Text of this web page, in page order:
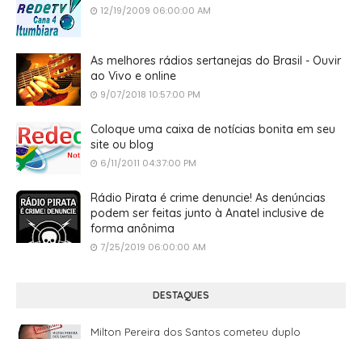
12/19/2009 06:00:00 AM
As melhores rádios sertanejas do Brasil - Ouvir
ao Vivo e online
9/07/2018 10:57:00 PM
Coloque uma caixa de notícias bonita em seu
site ou blog
6/11/2011 04:37:00 PM
Rádio Pirata é crime denuncie! As denúncias
podem ser feitas junto à Anatel inclusive de
forma anônima
7/25/2019 06:00:00 AM
DESTAQUES
Milton Pereira dos Santos cometeu duplo